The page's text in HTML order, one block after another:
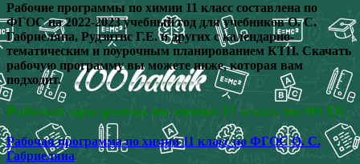
Рабочие программы по химии 11 класс составлена по
ФГОС на 2022-2023 учебный год для учебников О. С.
Габриеляна, Рудзитис Г.Е. и других с календарно-
тематическим и поурочным планированием КТП. Скачать
рабочую программу вы можете ниже, которая вам
подходит.
Рабочая программа по химии 11 класс по ФГОС
Рабочая программа по химии 11 класс по ФГОС О. С.
Габриеляна